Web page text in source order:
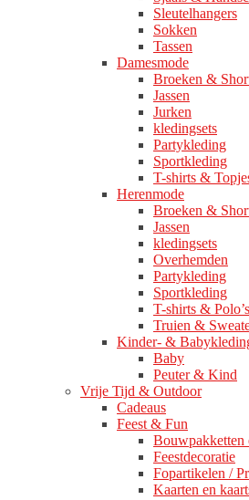
Sleutelhangers
Sokken
Tassen
Damesmode
Broeken &
Jassen
Jurken
kledingsets
Partykleding
Sportkleding
T-shirts &
Herenmode
Broeken &
Jassen
kledingsets
Overhemden
Partykleding
Sportkleding
T-shirts & Polo’s
Truien &
Kinder- &
Baby
Peuter & Kind
Vrije Tijd & Outdoor
Cadeaus
Feest & Fun
Bouwpakketten
Feestdecoratie
Fopartikelen /
Kaarten en